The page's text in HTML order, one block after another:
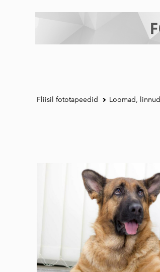
Fliisil fototapeedid Loomad, linnud